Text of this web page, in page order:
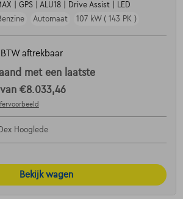
| GPS | ALU18 | Drive Assist | LED
Automaat 107 kW ( 143 PK )
BTW aftrekbaar
met een laatste
€8.033,46
Dex Hooglede
Bekijk wagen